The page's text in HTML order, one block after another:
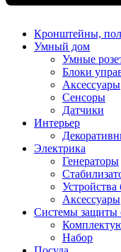
Кронштейны,
Умный дом
Умные
Блоки
Аксессуары
Сенсоры
Датчики
Интерьер
Электрика
Генераторы
Аксессуары
Системы защиты
Набор